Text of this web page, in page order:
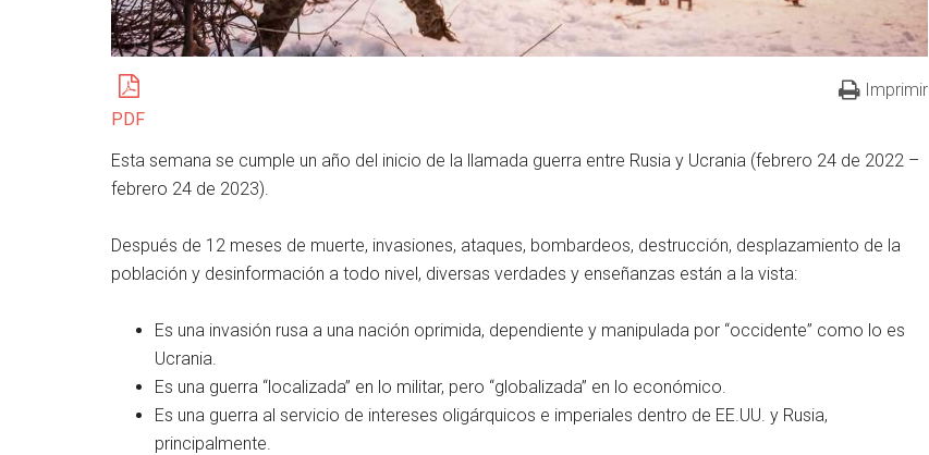
PDF
Imprimir
Esta semana se cumple un año del inicio de la llamada guerra entre Rusia y Ucrania (febrero 24 de 2022 –
febrero 24 de 2023).
Después de 12 meses de muerte, invasiones, ataques, bombardeos, destrucción, desplazamiento de la
población y desinformación a todo nivel, diversas verdades y enseñanzas están a la vista:
Es una invasión rusa a una nación oprimida, dependiente y manipulada por “occidente” como lo es
Ucrania.
Es una guerra “localizada” en lo militar, pero “globalizada” en lo económico.
Es una guerra al servicio de intereses oligárquicos e imperiales dentro de EE.UU. y Rusia,
principalmente.